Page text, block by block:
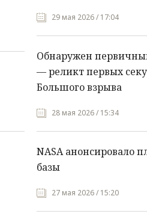
29 мая 2026 / 17:04
Обнаружен
— реликт первых
Большого взрыва
28 мая 2026 / 15:34
NASA анонсировало
базы
27 мая 2026 / 15:20